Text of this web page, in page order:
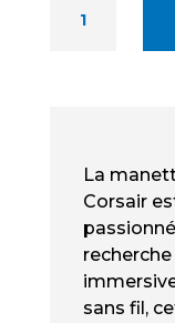
ESPERANZA
SANS
PC/CONSOLES
La
Corsair
recherche
sans fil,